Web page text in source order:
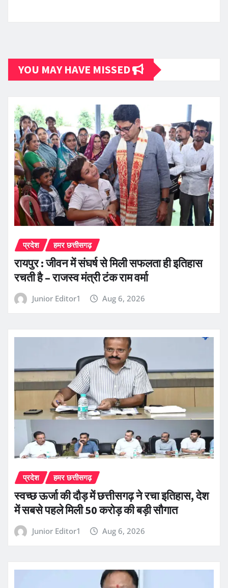
YOU MAY HAVE MISSED
प्रदेश हमर छत्तीसगढ़
रायपुर : जीवन में संघर्ष से मिली सफलता ही इतिहास
रचती है – राजस्व मंत्री टंक राम वर्मा
Junior Editor1 Aug 6, 2026
प्रदेश हमर छत्तीसगढ़
स्वच्छ ऊर्जा की दौड़ में छत्तीसगढ़ ने रचा इतिहास, देश
में सबसे पहले मिली 50 करोड़ की बड़ी सौगात
Junior Editor1 Aug 6, 2026